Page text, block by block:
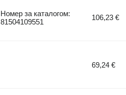
Номер за каталогом:
81504109551
106,23 €
69,24 €